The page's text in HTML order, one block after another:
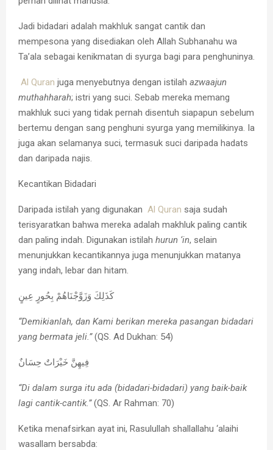
Jadi bidadari adalah makhluk sangat cantik dan
mempesona yang disediakan oleh Allah Subhanahu wa
Ta’ala sebagai kenikmatan di syurga bagi para penghuninya.
Al Quran juga menyebutnya dengan istilah azwaajun
muthahharah; istri yang suci. Sebab mereka memang
makhluk suci yang tidak pernah disentuh siapapun sebelum
bertemu dengan sang penghuni syurga yang memilikinya. Ia
juga akan selamanya suci, termasuk suci daripada hadats
dan daripada najis.
Kecantikan Bidadari
Daripada istilah yang digunakan Al Quran saja sudah
terisyaratkan bahwa mereka adalah makhluk paling cantik
dan paling indah. Digunakan istilah hurun ‘in, selain
menunjukkan kecantikannya juga menunjukkan matanya
yang indah, lebar dan hitam.
كَذَلِكَ وَزَوَّجْنَاهُمْ بِحُورٍ عِينٍ
“Demikianlah, dan Kami berikan mereka pasangan bidadari
yang bermata jeli.”(QS. Ad Dukhan: 54)
فِيهِنَّ خَيْرَاتٌ حِسَانٌ
“Di dalam surga itu ada (bidadari-bidadari) yang baik-baik
lagi cantik-cantik.”(QS. Ar Rahman: 70)
Ketika menafsirkan ayat ini, Rasulullah shallallahu ‘alaihi
wasallam bersabda: